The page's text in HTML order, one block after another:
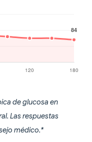
de glucosa en
Las respuestas
médico.*